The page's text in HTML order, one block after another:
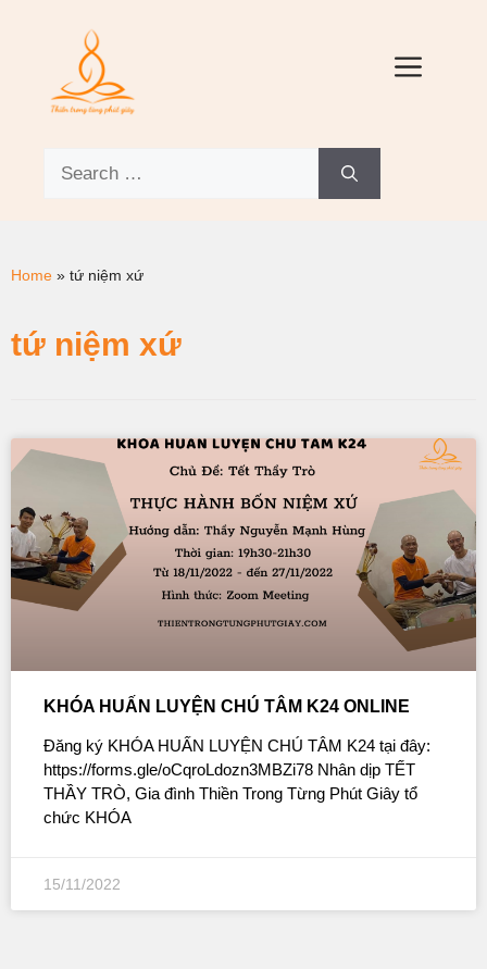
Home » tứ niệm xứ
tứ niệm xứ
KHÓA HUẤN LUYỆN CHÚ TÂM K24 ONLINE
Đăng ký KHÓA HUẤN LUYỆN CHÚ TÂM K24 tại đây:
https://forms.gle/oCqroLdozn3MBZi78 Nhân dịp TẾT
THẦY TRÒ, Gia đình Thiền Trong Từng Phút Giây tổ
chức KHÓA
15/11/2022